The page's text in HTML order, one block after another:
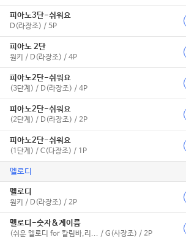
피아노3단-쉬워요
D(라장조) / 5P
피아노 2단
원키 / D(라장조) / 4P
피아노2단-쉬워요
(3단계) / D(라장조) / 4P
피아노2단-쉬워요
(2단계) / D(라장조) / 2P
피아노2단-쉬워요
(1단계) / C(다장조) / 1P
멜로디
멜로디
원키 / D(라장조) / 2P
멜로디-숫자&계이름
(쉬운 멜로디 for 칼림바,리... / G(사장조) / 2P